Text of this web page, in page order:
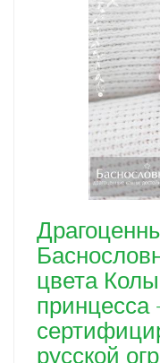
цвета
принцесса
русской